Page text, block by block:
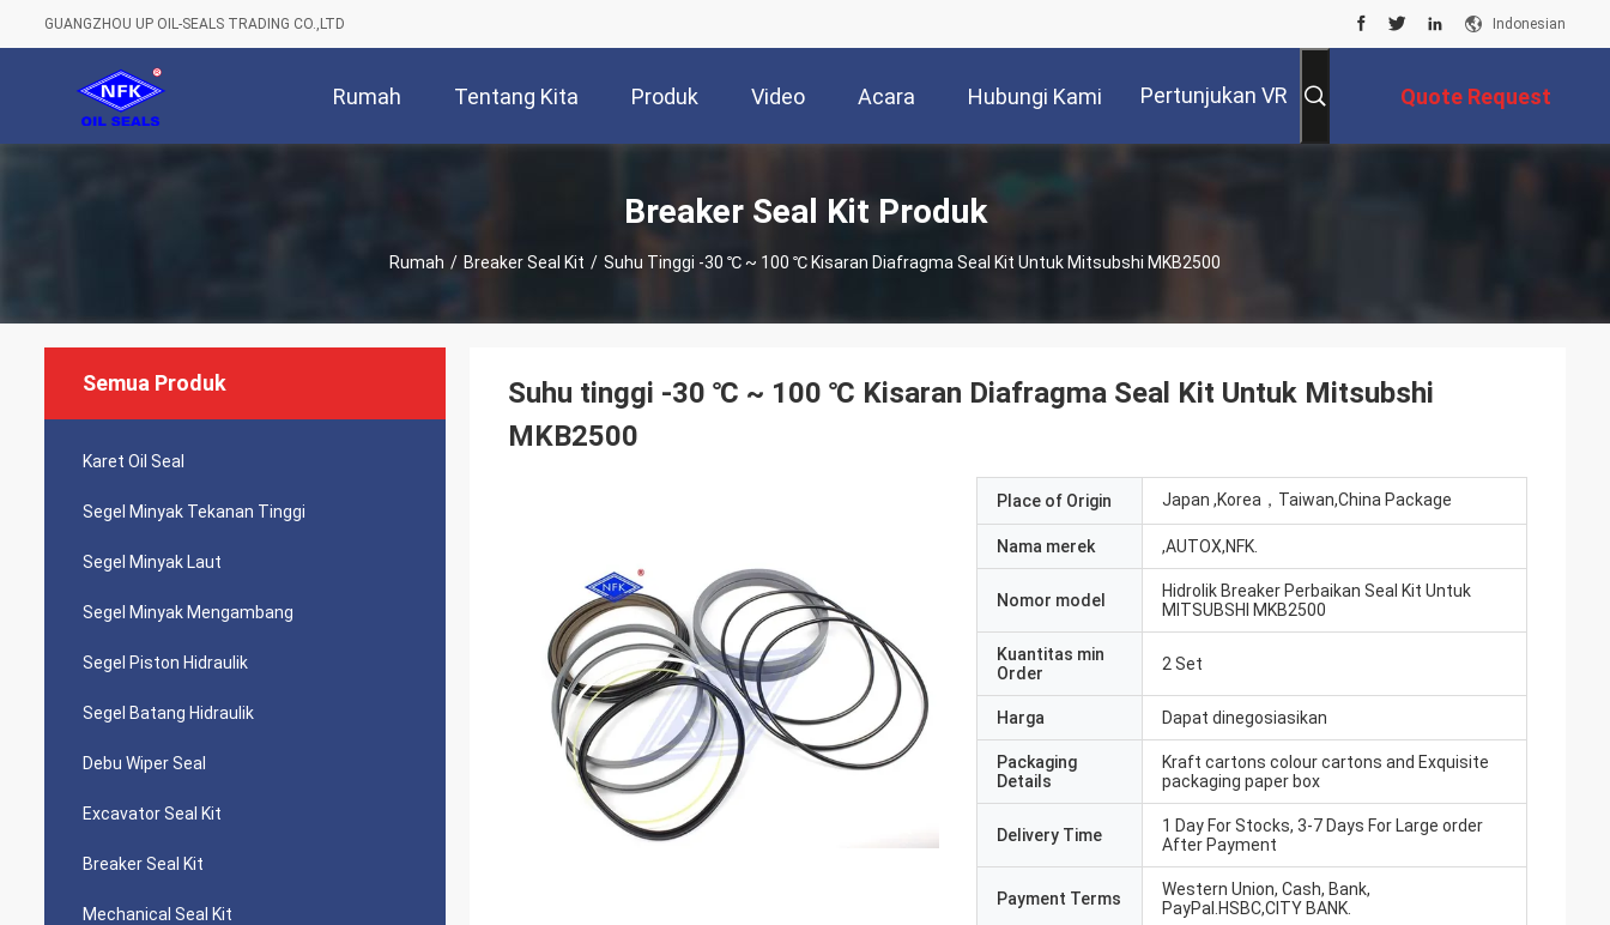
GUANGZHOU UP OIL-SEALS TRADING CO.,LTD Indonesian
Rumah Tentang Kita Produk Video Acara Hubungi Kami Pertunjukan VR Quote Request
Breaker Seal Kit Produk
Rumah / Breaker Seal Kit / Suhu Tinggi -30 ℃ ~ 100 ℃ Kisaran Diafragma Seal Kit Untuk Mitsubshi MKB2500
Semua Produk
Karet Oil Seal
Segel Minyak Tekanan Tinggi
Segel Minyak Laut
Segel Minyak Mengambang
Segel Piston Hidraulik
Segel Batang Hidraulik
Debu Wiper Seal
Excavator Seal Kit
Breaker Seal Kit
Mechanical Seal Kit
Suhu tinggi -30 ℃ ~ 100 ℃ Kisaran Diafragma Seal Kit Untuk Mitsubshi
MKB2500
Place of Origin Japan ,Korea，Taiwan,China Package
Nama merek ,AUTOX,NFK.
Nomor model
Hidrolik Breaker Perbaikan Seal Kit Untuk
MITSUBSHI MKB2500
Kuantitas min
Order
2 Set
Harga Dapat dinegosiasikan
Packaging
Details
Kraft cartons colour cartons and Exquisite
packaging paper box
Delivery Time
1 Day For Stocks, 3-7 Days For Large order
After Payment
Payment Terms
Western Union, Cash, Bank,
PayPal.HSBC,CITY BANK.